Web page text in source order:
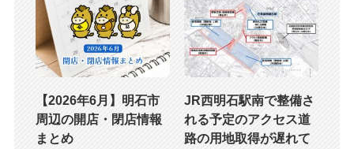
【2026年6月】明石市
周辺の開店・閉店情報
まとめ
JR西明石駅南で整備さ
れる予定のアクセス道
路の用地取得が遅れて